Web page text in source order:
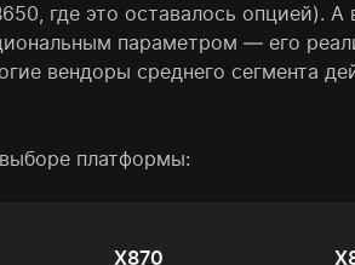
где это оставалось опцией).
параметром — его
вендоры среднего сегмента
платформы:
X870